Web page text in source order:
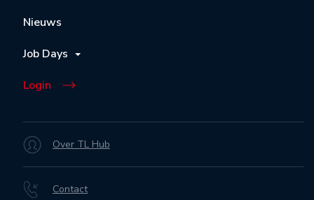
Nieuws
Job Days
Login
Over TL Hub
Contact